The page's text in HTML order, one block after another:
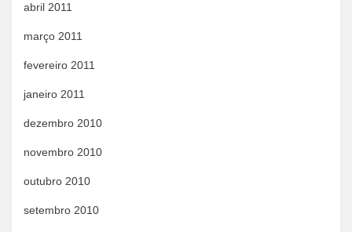
abril 2011
março 2011
fevereiro 2011
janeiro 2011
dezembro 2010
novembro 2010
outubro 2010
setembro 2010